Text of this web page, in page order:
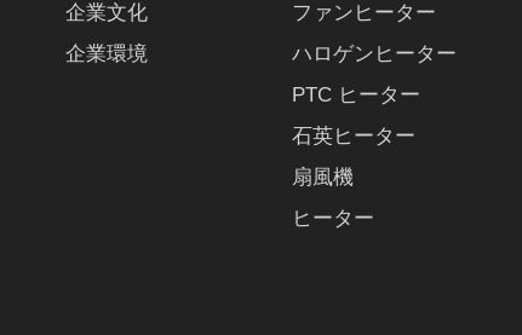
企業文化
企業環境
ファンヒーター
ハロゲンヒーター
PTC ヒーター
石英ヒーター
扇風機
ヒーター